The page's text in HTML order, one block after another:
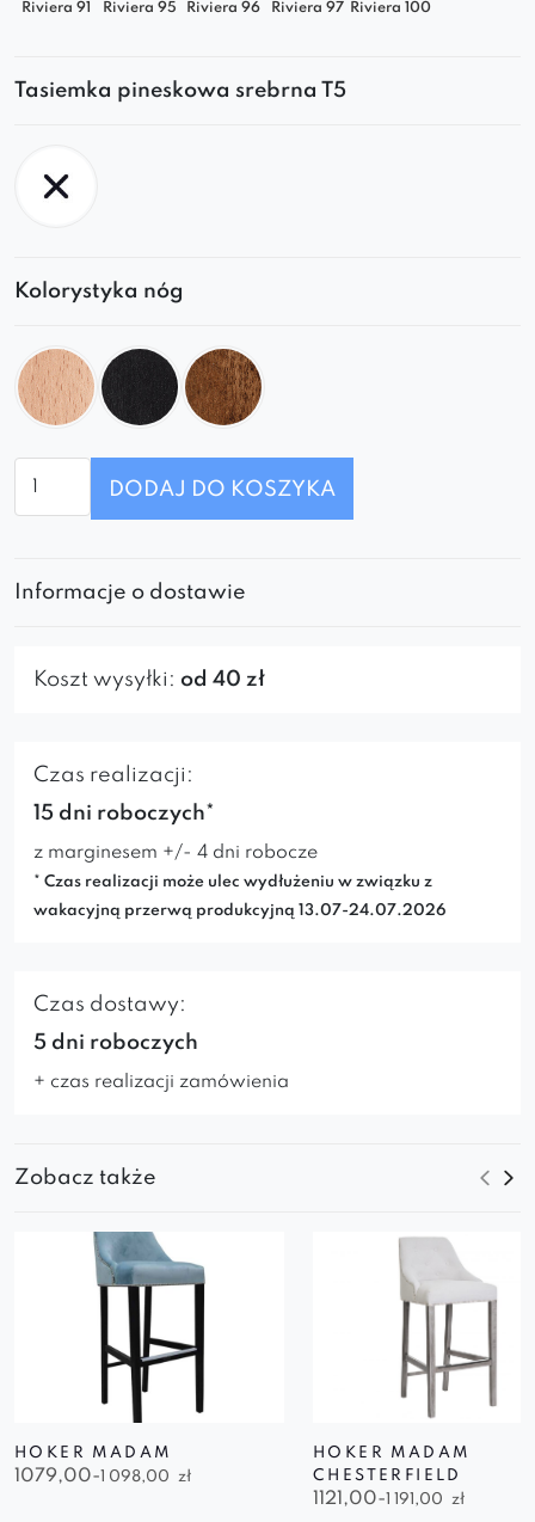
Riviera 91 Riviera 95 Riviera 96 Riviera 97 Riviera 100
Tasiemka pineskowa srebrna T5
Kolorystyka nóg
Krzesło
DODAJ DO KOSZYKA
Informacje o dostawie
Koszt wysyłki: od 40 zł
Czas realizacji:
15 dni roboczych*
z marginesem +/- 4 dni robocze
* Czas realizacji może ulec wydłużeniu w związku z
wakacyjną przerwą produkcyjną 13.07-24.07.2026
Czas dostawy:
5 dni roboczych
+ czas realizacji zamówienia
Zobacz także
HOKER MADAM
1079,00-1 098,00 zł
HOKER MADAM
CHESTERFIELD
1121,00-1 191,00 zł